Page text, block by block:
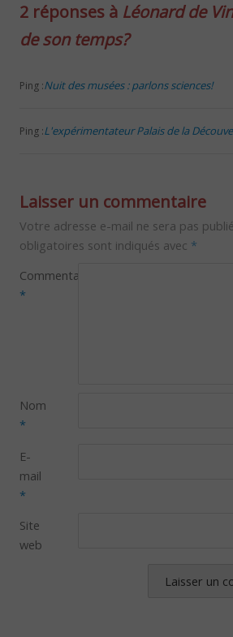
2 réponses à Léonard de
de son temps?
Ping :Nuit des musées : parlons sciences!
Ping :L'expérimentateur Palais de la
Laisser un commentaire
Votre adresse e-mail ne sera pas
obligatoires sont indiqués avec *
Commentaire
*
Nom
*
E-
mail
*
Site
web